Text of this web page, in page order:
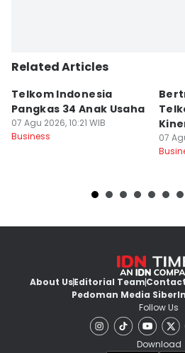
Related Articles
Telkom Indonesia
Pangkas 34 Anak Usaha
07 Agu 2026, 10:21 WIB
Business
07
About UsEditorial Team
Pedoman Media Siber
Follow Us
Download